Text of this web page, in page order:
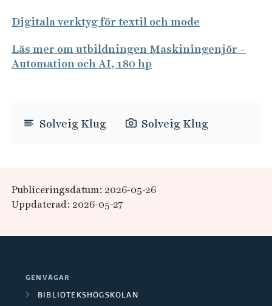
Digitala verktyg för textil och mode
Läs mer om utbildningen Maskiningenjör –
Automation och AI, 180 hp
Solveig Klug Solveig Klug
Publiceringsdatum: 2026-05-26
Uppdaterad: 2026-05-27
GENVÄGAR
BIBLIOTEKSHÖGSKOLAN